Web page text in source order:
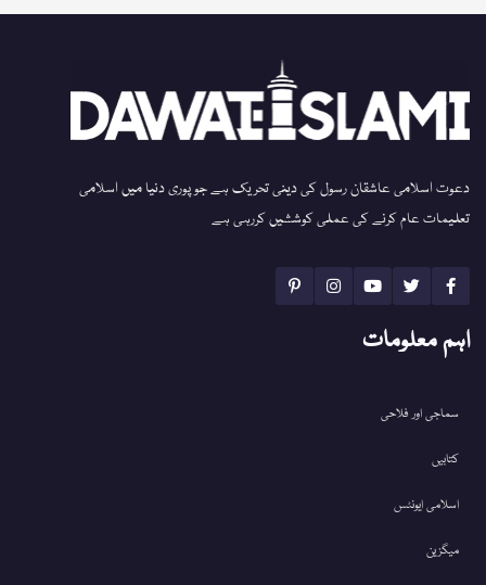
دعوت اسلامی عاشقان رسول کی دینی تحریک ہے جو پوری دنیا میں اسلامی
تعلیمات عام کرنے کی عملی کوششیں کررہی ہے
اہم معلومات
سماجی اور فلاحی
کتابیں
اسلامی ایونٹس
میگزین